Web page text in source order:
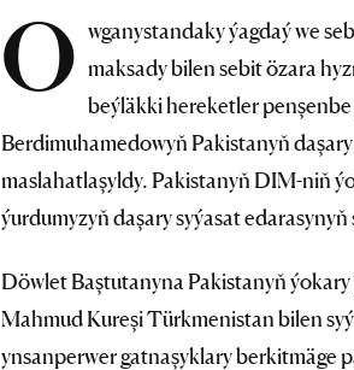
O wganystandaky ýagdaý we
maksady bilen sebit özara
beýläkki hereketler
Berdimuhamedowyň Pakistanyň
maslahatlaşyldy. Pakistanyň DIM-niň
ýurdumyzyň daşary syýasat
Döwlet Baştutanyna Pakistanyň
Mahmud Kureşi Türkmenistan bilen
ynsanperwer gatnaşyklary berkitmäge